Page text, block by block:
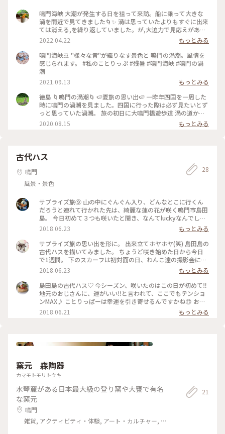
国 #SONYa7III
鳴門海峡 大潮が発生する日を狙って来訪。船に乗って大きな
渦を間近で見てきました🌀✨ 渦は思っていたよりもすぐに出来
ては消える,を繰り返していました。が,大迫力で見応えがあり
ます！ 渦潮展望台では上から,遊覧船では真横から渦潮を見る
ことができるので,ぜひ両方から大渦をご覧になってはいかが
でしょうか😊❓ #ヒーリング旅 #春風さんぽ #Myことりっぷ #
絶景 #徳島県#鳴門市#鳴門海峡#大渦#渦潮
2022.04.22
もっとみる
鳴門海峡🚢 "様々な青"が織りなす景色と 鳴門の渦潮。風情を
感じられます。 #私のことりっぷ #残暑 #鳴門海峡 #鳴門の渦
潮
2021.09.13
もっとみる
徳島 🌀鳴門の渦潮🌀 🍉夏旅の思い出🍉 一昨年四国を一周した
時に鳴門の渦潮を見ました。四国に行った際は必ず見たいとず
っと思っていた渦潮。 旅の初日に大鳴門橋遊歩道 渦の道から
渦潮を見たのですが、渦が小さく…もっとぐるぐるの大きい渦
潮が見たくて最終日に船から渦潮を見ることにしました。 ザ
ていないことに気付きました😅 ファインダー越しで見るより
直に見ていたい、鳴門海峡の地形が生み出す素晴らしい自然現
2020.08.15 もっとみる
古代ハス
鳴門
風景・景色
28
サプライズ旅⑨ 山の中にぐんぐん入り、どんなとこに行くん
だろうと連れて行かれた先は、綺麗な蓮の花が咲く鳴門市島田
島。 今日初めて３つも咲いたと聞き、なんてluckyなんでしょ
う❗と喜ぶことりっぱーの６人。 あまりにも蓮が綺麗なので、
朝ごはんを食べることも忘れて、大撮影会になってしまいまし
た😊 #緑あふれる#ことりっぷ徳島
2018.06.23
もっとみる
サプライズ旅の思い出を形に。 出来立てホヤホヤ(笑) 島田島の
古代ハスを描いてみました。 ちょうど咲き始めた日から今日
で1週間。 下のスカーフは初対面の日、わんこ達の撮影会に使
ったスカーフです。 あっ、わんこの写真も撮ってない😂 サプ
ライズの旅⑩ #ことりっぷ徳島 #サプライズ #幸せな時間
2018.06.23
もっとみる
島田島の古代ハス♡ 今シーズン、咲いたのはこの日が初めて‼️
地元のおじさんに、運がいい‼️と言われて、ここでもテンショ
ンMAX♪ ことりっぱーは幸運を引き寄せるんですかね😍 お天
気も良くて、花の色もとても美しい✨ 葉っぱに溜まった水もキ
ラキラしてます✨ みんなで撮影大会、楽しかったー🌸 #ことり
2018.06.21 もっとみる
窯元 森陶器
カマモトモリトウキ
水琴窟がある日本最大級の登り窯や大甕で有名
な窯元
鳴門
雑貨, アクティビティ・体験, アート・カルチャー, ラ
21